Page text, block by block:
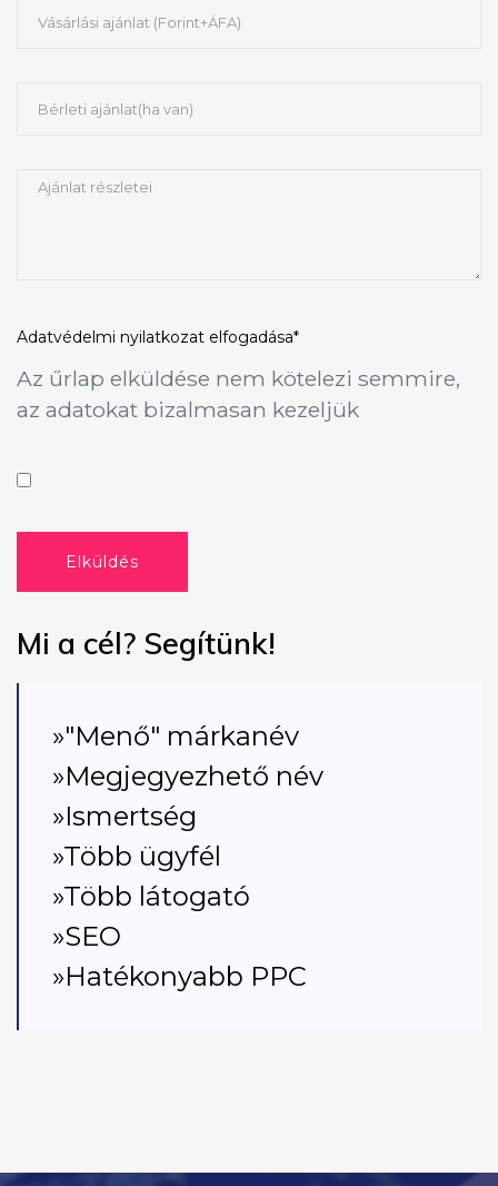
Adatvédelmi nyilatkozat elfogadása*
Az űrlap elküldése nem kötelezi semmire,
az adatokat bizalmasan kezeljük
Elküldés
Mi a cél? Segítünk!
»"Menő" márkanév
»Megjegyezhető név
»Ismertség
»Több ügyfél
»Több látogató
»SEO
»Hatékonyabb PPC